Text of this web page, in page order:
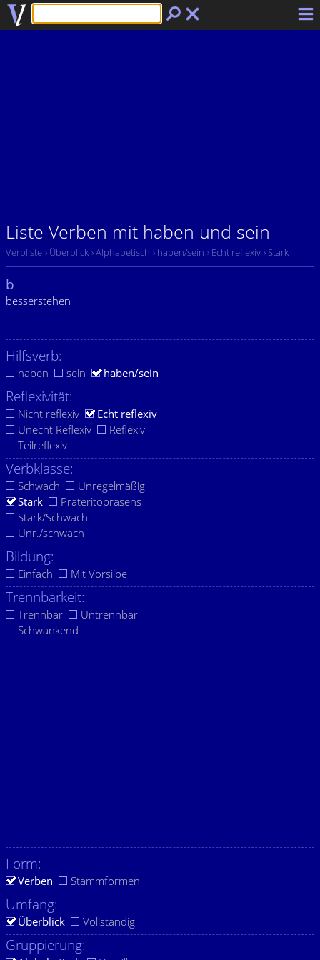
Liste Verben mit haben und sein
Verbliste › Überblick › Alphabetisch › haben/sein › Echt reflexiv › Stark
b
besserstehen
Hilfsverb:
haben sein haben/sein
Reflexivität:
Nicht reflexiv
Echt reflexiv
Unecht Reflexiv
Reflexiv
Teilreflexiv
Verbklasse:
Schwach
Unregelmäßig
Stark
Präteritopräsens
Stark/Schwach
Unr./schwach
Bildung:
Einfach Mit Vorsilbe
Trennbarkeit:
Trennbar
Untrennbar
Schwankend
Form:
Verben Stammformen
Umfang:
Überblick Vollständig
Gruppierung: